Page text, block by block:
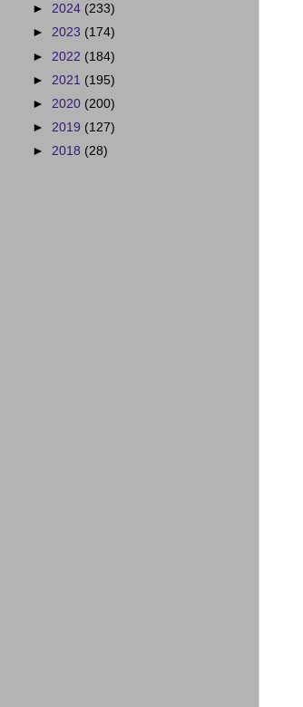
► 2024 (233)
► 2023 (174)
► 2022 (184)
► 2021 (195)
► 2020 (200)
► 2019 (127)
► 2018 (28)